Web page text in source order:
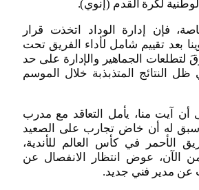
لكرة القدم (إنوي).
فإن إدارة الوداد اتخذت قرار
بعد تقييم شامل لأداء الفريق تحت
لتطلعات الجماهير والإدارة على حد
النتائج المتذبذبة خلال الموسم
أن آيت منا، يأمل التعاقد مع مدرب
سبق له أن خاض تجارب على الصعيد
الأحمر في كأس العالم للأندية،
الآن، عوض انتظار الانفصال عن
عن مدير فني جديد.